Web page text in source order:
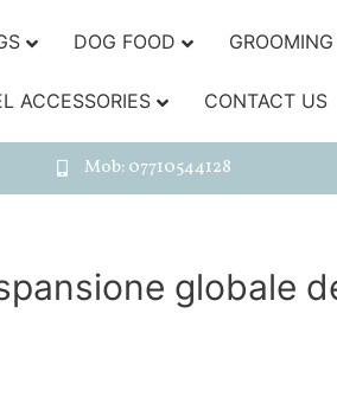
DOG FOOD GROOMING
ACCESSORIES CONTACT US
Mob: 07710544128
globale